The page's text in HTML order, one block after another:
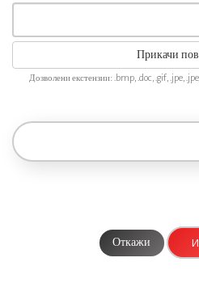
Дозволени екстензии: .bmp, .doc, .gif, .jpe,
Откажи